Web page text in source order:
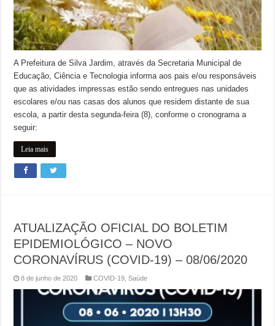
A Prefeitura de Silva Jardim, através da Secretaria Municipal de
Educação, Ciência e Tecnologia informa aos pais e/ou responsáveis
que as atividades impressas estão sendo entregues nas unidades
escolares e/ou nas casas dos alunos que residem distante de sua
escola, a partir desta segunda-feira (8), conforme o cronograma a
seguir:
Leia mais
ATUALIZAÇÃO OFICIAL DO BOLETIM
EPIDEMIOLÓGICO – NOVO
CORONAVÍRUS (COVID-19) – 08/06/2020
8 de junho de 2020 COVID-19 ,Saúde